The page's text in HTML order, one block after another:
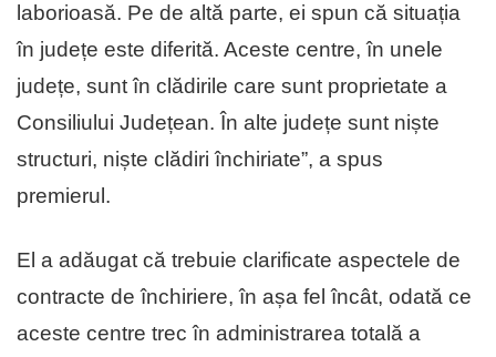
laborioasă. Pe de altă parte, ei spun că situația
în județe este diferită. Aceste centre, în unele
județe, sunt în clădirile care sunt proprietate a
Consiliului Județean. În alte județe sunt niște
structuri, niște clădiri închiriate”, a spus
premierul.
El a adăugat că trebuie clarificate aspectele de
contracte de închiriere, în așa fel încât, odată ce
aceste centre trec în administrarea totală a